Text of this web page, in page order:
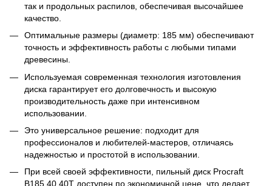
так и продольных распилов, обеспечивая высочайшее
качество.
Оптимальные размеры (диаметр: 185 мм) обеспечивают
точность и эффективность работы с любыми типами
древесины.
Используемая современная технология изготовления
диска гарантирует его долговечность и высокую
производительность даже при интенсивном
использовании.
Это универсальное решение: подходит для
профессионалов и любителей-мастеров, отличаясь
надежностью и простотой в использовании.
При всей своей эффективности, пильный диск Procraft
B185.40 40T доступен по экономичной цене, что делает